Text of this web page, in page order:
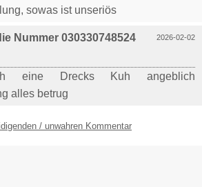
sowas ist unseriös
2026-02-02
Nummer 030330748524
eine Drecks Kuh angeblich
alles betrug
/ unwahren Kommentar